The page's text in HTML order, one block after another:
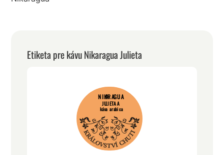
Etiketa pre kávu Nikaragua Julieta
NIKARAGUA
JULIETA A
káva arabica